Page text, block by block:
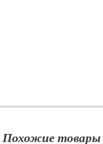
Похожие товары